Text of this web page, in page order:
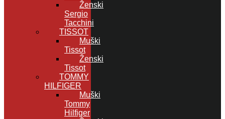
Ženski
Sergio
Tacchini
TISSOT
Muški
Tissot
Ženski
Tissot
TOMMY
HILFIGER
Muški
Tommy
Hilfiger